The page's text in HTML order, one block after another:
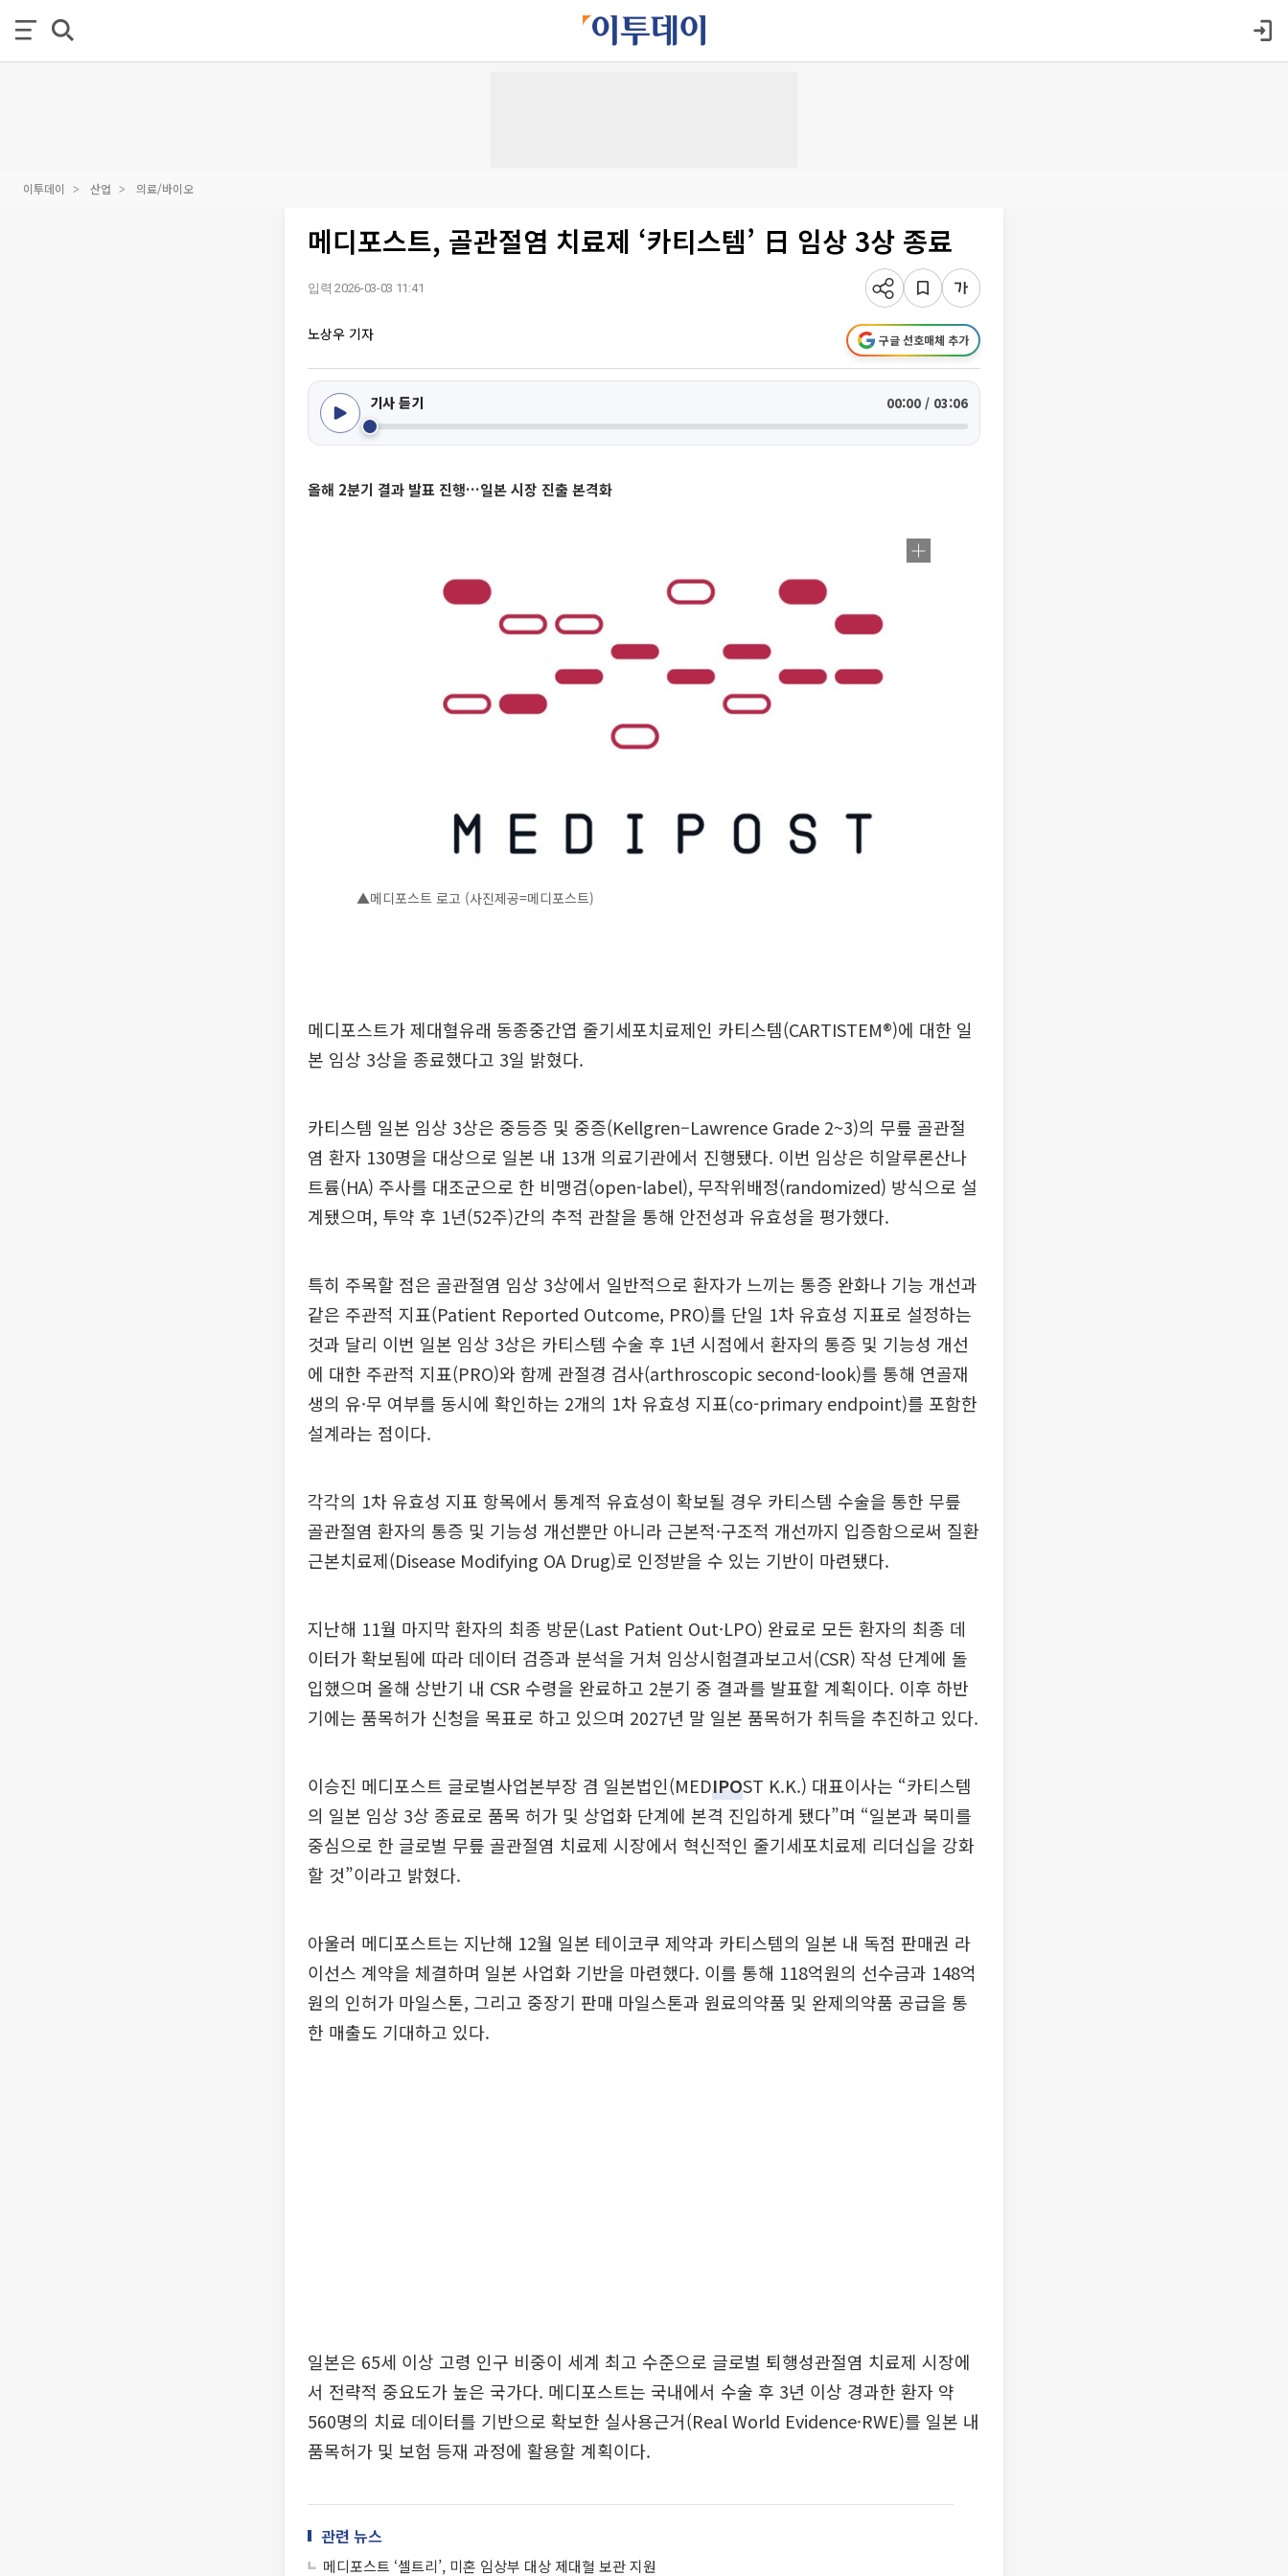
이투데이 산업 의료/바이오
메디포스트, 골관절염 치료제 ‘카티스템’ 日 임상 3상 종료
입력 2026-03-03 11:41
노상우 기자 구글 선호매체 추가
기사 듣기 00:00 / 03:06
올해 2분기 결과 발표 진행…일본 시장 진출 본격화
▲메디포스트 로고 (사진제공=메디포스트)
메디포스트가 제대혈유래 동종중간엽 줄기세포치료제인 카티스템(CARTISTEM®)에 대한 일
본 임상 3상을 종료했다고 3일 밝혔다.
카티스템 일본 임상 3상은 중등증 및 중증(Kellgren–Lawrence Grade 2~3)의 무릎 골관절
염 환자 130명을 대상으로 일본 내 13개 의료기관에서 진행됐다. 이번 임상은 히알루론산나
트륨(HA) 주사를 대조군으로 한 비맹검(open-label), 무작위배정(randomized) 방식으로 설
계됐으며, 투약 후 1년(52주)간의 추적 관찰을 통해 안전성과 유효성을 평가했다.
특히 주목할 점은 골관절염 임상 3상에서 일반적으로 환자가 느끼는 통증 완화나 기능 개선과
같은 주관적 지표(Patient Reported Outcome, PRO)를 단일 1차 유효성 지표로 설정하는
것과 달리 이번 일본 임상 3상은 카티스템 수술 후 1년 시점에서 환자의 통증 및 기능성 개선
에 대한 주관적 지표(PRO)와 함께 관절경 검사(arthroscopic second-look)를 통해 연골재
생의 유·무 여부를 동시에 확인하는 2개의 1차 유효성 지표(co-primary endpoint)를 포함한
설계라는 점이다.
각각의 1차 유효성 지표 항목에서 통계적 유효성이 확보될 경우 카티스템 수술을 통한 무릎
골관절염 환자의 통증 및 기능성 개선뿐만 아니라 근본적·구조적 개선까지 입증함으로써 질환
근본치료제(Disease Modifying OA Drug)로 인정받을 수 있는 기반이 마련됐다.
지난해 11월 마지막 환자의 최종 방문(Last Patient Out·LPO) 완료로 모든 환자의 최종 데
이터가 확보됨에 따라 데이터 검증과 분석을 거쳐 임상시험결과보고서(CSR) 작성 단계에 돌
입했으며 올해 상반기 내 CSR 수령을 완료하고 2분기 중 결과를 발표할 계획이다. 이후 하반
기에는 품목허가 신청을 목표로 하고 있으며 2027년 말 일본 품목허가 취득을 추진하고 있다.
이승진 메디포스트 글로벌사업본부장 겸 일본법인(MEDIPOST K.K.) 대표이사는 “카티스템
의 일본 임상 3상 종료로 품목 허가 및 상업화 단계에 본격 진입하게 됐다”며 “일본과 북미를
중심으로 한 글로벌 무릎 골관절염 치료제 시장에서 혁신적인 줄기세포치료제 리더십을 강화
할 것”이라고 밝혔다.
아울러 메디포스트는 지난해 12월 일본 테이코쿠 제약과 카티스템의 일본 내 독점 판매권 라
이선스 계약을 체결하며 일본 사업화 기반을 마련했다. 이를 통해 118억원의 선수금과 148억
원의 인허가 마일스톤, 그리고 중장기 판매 마일스톤과 원료의약품 및 완제의약품 공급을 통
한 매출도 기대하고 있다.
일본은 65세 이상 고령 인구 비중이 세계 최고 수준으로 글로벌 퇴행성관절염 치료제 시장에
서 전략적 중요도가 높은 국가다. 메디포스트는 국내에서 수술 후 3년 이상 경과한 환자 약
560명의 치료 데이터를 기반으로 확보한 실사용근거(Real World Evidence·RWE)를 일본 내
품목허가 및 보험 등재 과정에 활용할 계획이다.
관련 뉴스
메디포스트 ‘셀트리’, 미혼 임상부 대상 제대혈 보관 지원